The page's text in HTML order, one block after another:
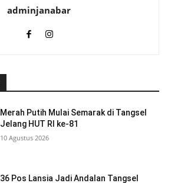
adminjanabar
Merah Putih Mulai Semarak di Tangsel
Jelang HUT RI ke-81
10 Agustus 2026
36 Pos Lansia Jadi Andalan Tangsel